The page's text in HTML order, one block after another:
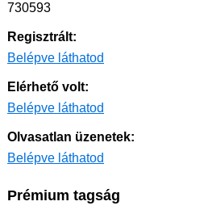
730593
Regisztrált:
Belépve láthatod
Elérhető volt:
Belépve láthatod
Olvasatlan üzenetek:
Belépve láthatod
Prémium tagság